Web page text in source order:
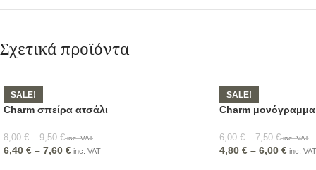
Σχετικά προϊόντα
SALE!
Charm σπείρα ατσάλι
8,00€ – 9,50€inc. VAT
6,40 € – 7,60 € inc. VAT
SALE!
Charm μονόγραμμα
6,00€ – 7,50€inc. VAT
4,80 € – 6,00 €inc. VAT